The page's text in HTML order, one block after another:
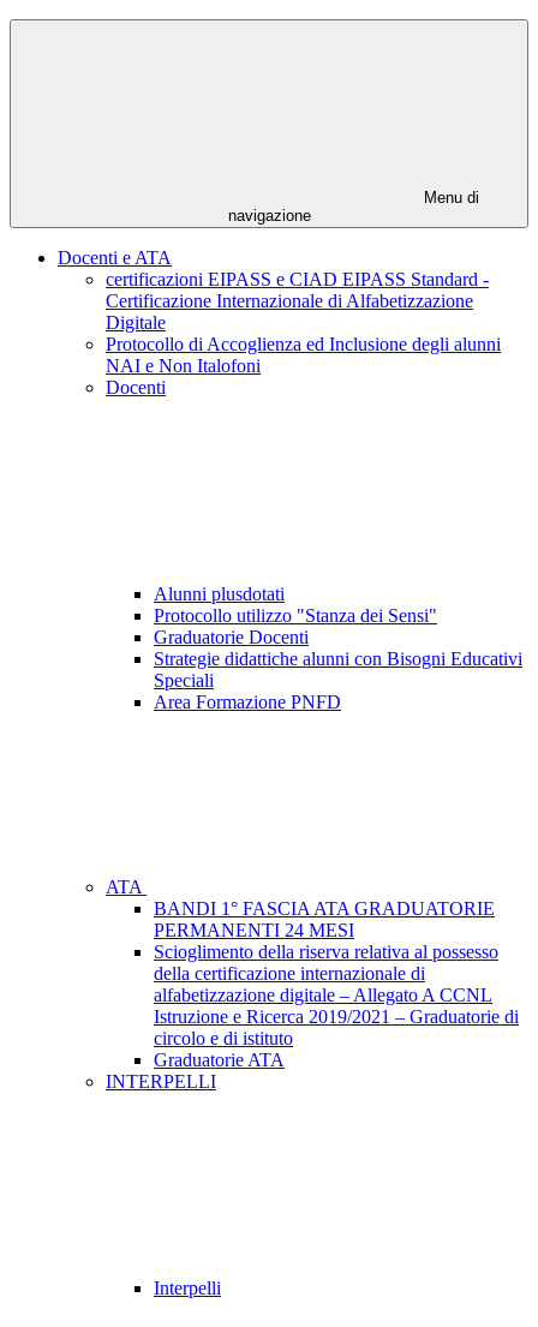
Menu di
navigazione
Docenti e ATA
certificazioni EIPASS e CIAD EIPASS Standard -
Certificazione Internazionale di Alfabetizzazione
Digitale
Protocollo di Accoglienza ed Inclusione degli alunni
NAI e Non Italofoni
Docenti
Alunni plusdotati
Protocollo utilizzo "Stanza dei Sensi"
Graduatorie Docenti
Strategie didattiche alunni con Bisogni Educativi
Speciali
Area Formazione PNFD
ATA
BANDI 1° FASCIA ATA GRADUATORIE
PERMANENTI 24 MESI
Scioglimento della riserva relativa al possesso
della certificazione internazionale di
alfabetizzazione digitale – Allegato A CCNL
Istruzione e Ricerca 2019/2021 – Graduatorie di
circolo e di istituto
Graduatorie ATA
INTERPELLI
Interpelli